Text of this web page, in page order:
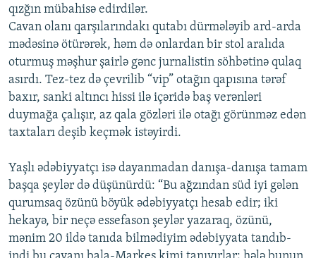
qızğın mübahisə edirdilər.
Cavan olanı qarşılarındakı qutabı dürmələyib ard-arda
mədəsinə ötürərək, həm də onlardan bir stol aralıda
oturmuş məşhur şairlə gənc jurnalistin söhbətinə qulaq
asırdı. Tez-tez də çevrilib “vip” otağın qapısına tərəf
baxır, sanki altıncı hissi ilə içəridə baş verənləri
duymağa çalışır, az qala gözləri ilə otağı görünməz edən
taxtaları deşib keçmək istəyirdi.
Yaşlı ədəbiyyatçı isə dayanmadan danışa-danışa tamam
başqa şeylər də düşünürdü: “Bu ağzından süd iyi gələn
qurumsaq özünü böyük ədəbiyyatçı hesab edir; iki
hekayə, bir neçə essefason şeylər yazaraq, özünü,
mənim 20 ildə tanıda bilmədiyim ədəbiyyata tandıb-